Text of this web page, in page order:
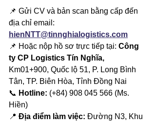
📌 Gửi CV và bản scan bằng cấp đến
địa chỉ email:
hienNTT@tinnghialogistics.com
📌 Hoặc nộp hồ sơ trực tiếp tại: Công
ty CP Logistics Tín Nghĩa,
Km01+900, Quốc lộ 51, P. Long Bình
Tân, TP. Biên Hòa, Tỉnh Đồng Nai
📞 Hotline: (+84) 908 045 566 (Ms.
Hiền)
📍 Địa điểm làm việc: Đường N3, Khu